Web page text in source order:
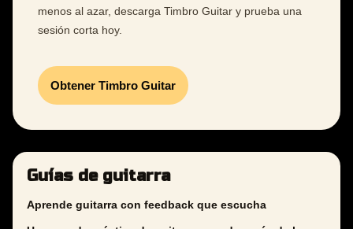
menos al azar, descarga Timbro Guitar y prueba una
sesión corta hoy.
Obtener Timbro Guitar
Guías de guitarra
Aprende guitarra con feedback que escucha